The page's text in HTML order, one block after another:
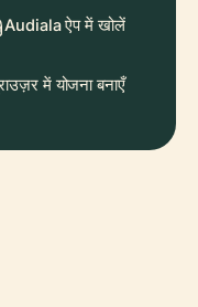
Audiala ऐप में खोलें
में योजना बनाएँ